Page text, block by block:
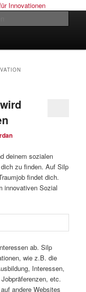
Schweizer
deinem sozialen
zu finden. Auf Silp
findet dich.
innovativen Sozial
ab. Silp
wie z.B. die
Interessen,
etc.
andere Websites